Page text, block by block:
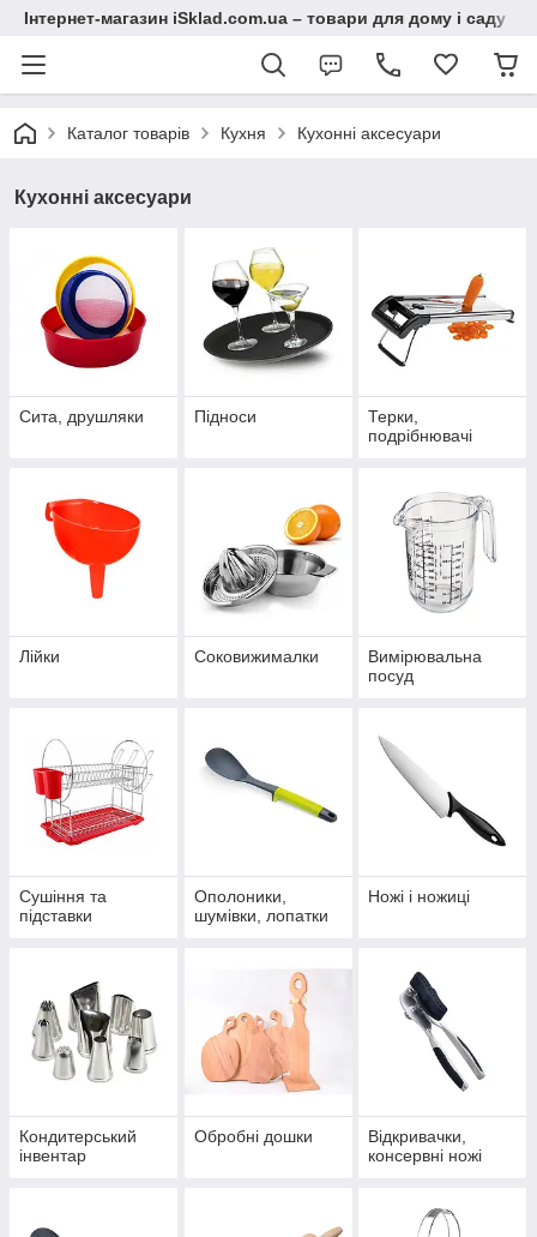
Інтернет-магазин iSklad.com.ua – товари для дому і саду
Каталог товарів Кухня Кухонні аксесуари
Кухонні аксесуари
Сита, друшляки Підноси
Терки,
подрібнювачі
Лійки Соковижималки
Вимірювальна
посуд
Сушіння та
підставки
Ополоники,
шумівки, лопатки
Ножі і ножиці
Кондитерський
інвентар
Обробні дошки
Відкривачки,
консервні ножі